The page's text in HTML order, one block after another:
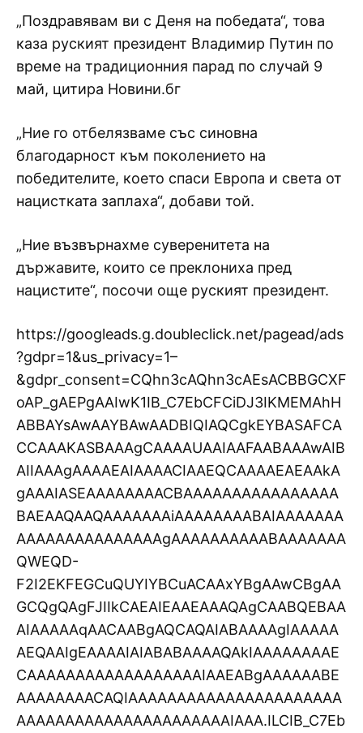
„Поздравявам ви с Деня на победата“, това
каза руският президент Владимир Путин по
време на традиционния парад по случай 9
май, цитира Новини.бг
„Ние го отбелязваме със синовна
благодарност към поколението на
победителите, което спаси Европа и света от
нацистката заплаха“, добави той.
„Ние възвърнахме суверенитета на
държавите, които се преклониха пред
нацистите“, посочи още руският президент.
https://googleads.g.doubleclick.net/pagead/ads
?gdpr=1&us_privacy=1–
&gdpr_consent=CQhn3cAQhn3cAEsACBBGCXF
oAP_gAEPgAAIwK1IB_C7EbCFCiDJ3IKMEMAhH
ABBAYsAwAAYBAwAADBIQIAQCgkEYBASAFCA
CCAAAKASBAAAgCAAAAUAAIAAFAABAAAwAIB
AIIAAAgAAAAEAIAAAACIAAEQCAAAAEAEAAkA
gAAAIASEAAAAAAAACBAAAAAAAAAAAAAAAA
BAEAAQAAQAAAAAAAiAAAAAAAABAIAAAAAAA
AAAAAAAAAAAAAAAgAAAAAAAAAABAAAAAAA
QWEQD-
F2I2EKFEGCuQUYIYBCuACAAxYBgAAwCBgAA
GCQgQAgFJIIkCAEAIEAAEAAAQAgCAABQEBAA
AIAAAAAqAACAABgAQCAQAIABAAAAgIAAAAA
AEQAAIgEAAAAIAIABABAAAAQAkIAAAAAAAAE
CAAAAAAAAAAAAAAAAAAIAAEABgAAAAAABE
AAAAAAAACAQIAAAAAAAAAAAAAAAAAAAAAA
AAAAAAAAAAAAAAAAAAAAAAIAAA.ILCIB_C7Eb